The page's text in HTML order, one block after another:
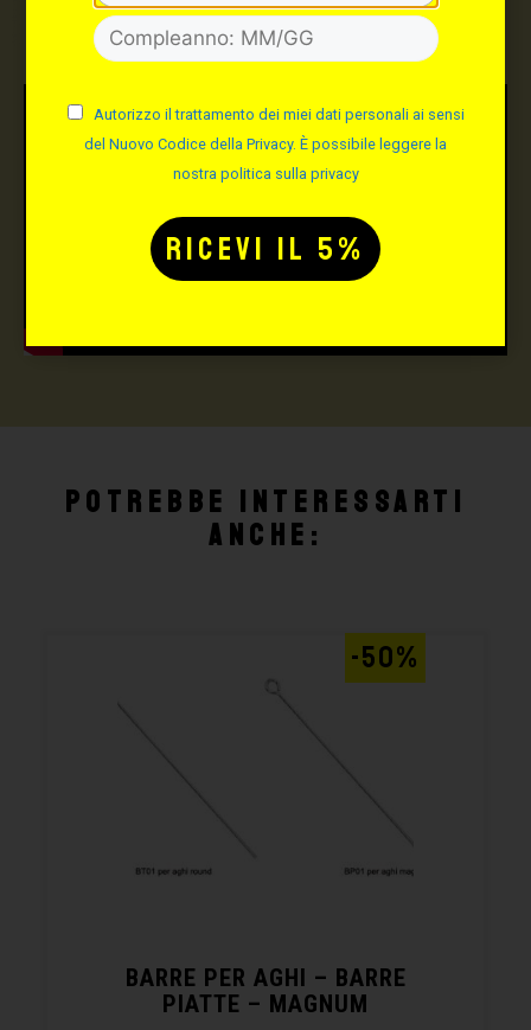
TATTOO STUDIO
Potrebbe interessarti
anche:
BARRE PER AGHI – BARRE
PIATTE – MAGNUM
-50%
Autorizzo il trattamento dei miei dati personali ai sensi
del Nuovo Codice della Privacy. È possibile leggere la
nostra politica sulla privacy